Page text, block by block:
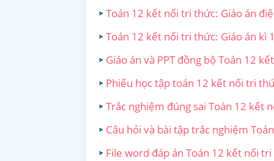
Toán 12 kết nối tri thức: Giáo án
Toán 12 kết nối tri thức: Giáo án kì
Giáo án và PPT đồng bộ Toán 12
Phiếu học tập toán 12 kết nối tri
Trắc nghiệm đúng sai Toán 12 kết
Câu hỏi và bài tập trắc nghiệm
File word đáp án Toán 12 kết nối